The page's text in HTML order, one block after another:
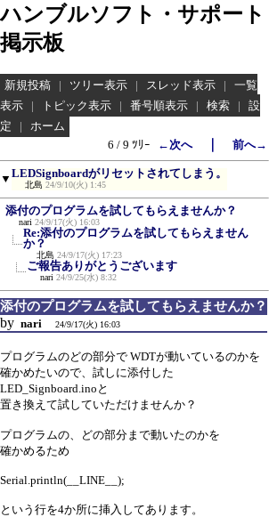
ハンブルソフト・サポート
掲示板
新規投稿 | ツリー表示 | スレッド表示 |
一覧
表示
| トピック表示 | 番号順表示 | 検索 |
設
定
|
ホーム
6 / 9 ﾂﾘｰ
←次へ｜ 前へ→
▼ LEDSignboardがリセットされてしまう。
北島 24/9/10(火) 1:45
添付のプログラムを試してもらえませんか？
nari 24/9/17(火) 16:03
Re:添付のプログラムを試してもらえません
か？
北島 24/9/17(火) 17:23
ご報告ありがとうございます
nari 24/9/25(水) 8:32
添付のプログラムを試してもらえませんか？
by nari 24/9/17(火) 16:03
プログラムのどの部分で WDTが動いているのかを
確かめたいので、試しに添付した
LED_Signboard.inoと
置き換えて試していただけませんか？
プログラムの、どの部分まで動いたのかを
確かめるため
Serial.println(__LINE__);
という行を4か所に挿入してあります。